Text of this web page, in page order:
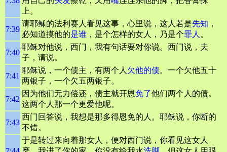
上。
7:39
请耶稣的法利赛人看见这事，心里说，这人若是先知 ，
必知道摸他的是谁 ，是个怎样的女人，乃是个罪人 。
7:40
耶稣对他说，西门，我有句话要对你说。西门说，夫
子，请说。
7:41
耶稣说，一个债主，有两个人 欠他的债。一个欠他五十
两银子，一个欠五两银子。
7:42
因为他们无力偿还，债主就开恩免了他们两个人的债。
这两个人那一个更爱他呢。
7:43
西门回答说，我想是那多得恩免的人。耶稣说，你断的
不错。
于是转过来向着那女人，便对西门说，你看见这女人